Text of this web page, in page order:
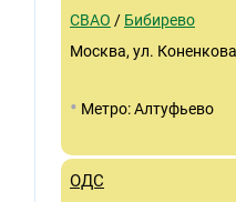
СВАО / Бибирево
Москва, ул.
• Метро: Алтуфьево
ОДС